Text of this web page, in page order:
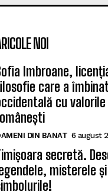
NOI
Imbroane,
care a
cu
DIN BANAT 6 august
secretă.
misterele și